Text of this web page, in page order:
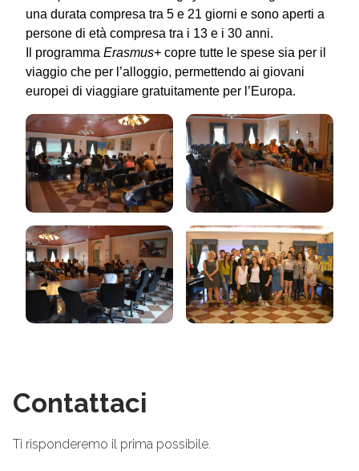
una durata compresa tra 5 e 21 giorni e sono aperti a
persone di età compresa tra i 13 e i 30 anni.
Il programma Erasmus+ copre tutte le spese sia per il
viaggio che per l’alloggio, permettendo ai giovani
europei di viaggiare gratuitamente per l’Europa.
Contattaci
Ti risponderemo il prima possibile.